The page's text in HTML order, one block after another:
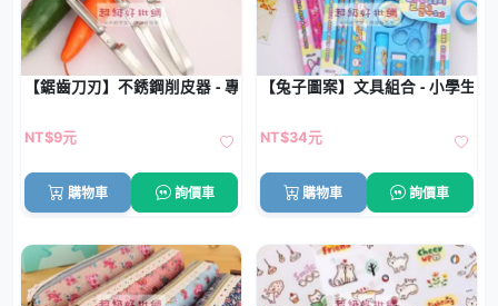
【鋸齒刀刃】不銹鋼削皮器 - 專業去皮神器
NT$9元
購物車 詢價車
【兔子圖案】文具組合 - 小學生獎
NT$34元
購物車 詢價車